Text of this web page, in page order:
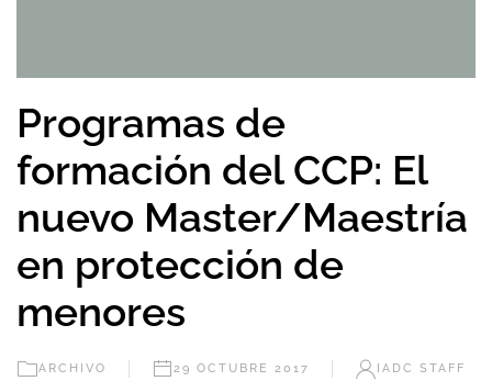
Programas de
formación del CCP: El
nuevo Master/Maestría
en protección de
menores
ARCHIVO 29 OCTUBRE 2017 IADC STAFF